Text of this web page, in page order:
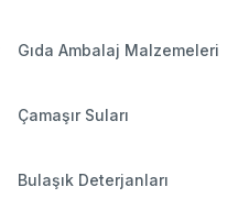
Gıda Ambalaj Malzemeleri
Çamaşır Suları
Bulaşık Deterjanları